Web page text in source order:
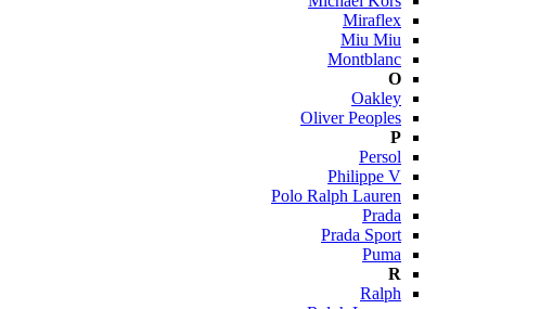
Miraflex
Miu Miu
Montblanc
O
Oakley
Oliver Peoples
P
Persol
Philippe V
Polo Ralph Lauren
Prada
Prada Sport
Puma
R
Ralph